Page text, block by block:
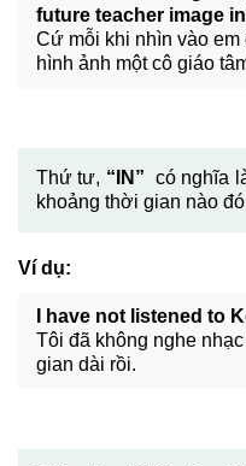
future teacher image
Cứ mỗi khi nhìn vào
hình ảnh một cô giáo
Thứ tư, “IN” có nghĩa
khoảng thời gian nào
Ví dụ:
I have not listened to
Tôi đã không nghe
gian dài rồi.